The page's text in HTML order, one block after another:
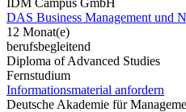
IDM Campus GmbH
DAS Business Management und
12 Monat(e)
berufsbegleitend
Diploma of Advanced Studies
Fernstudium
Informationsmaterial anfordern
Deutsche Akademie für